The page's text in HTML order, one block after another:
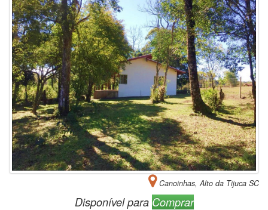
Canoinhas, Alto da Tijuca SC
Disponível para Comprar